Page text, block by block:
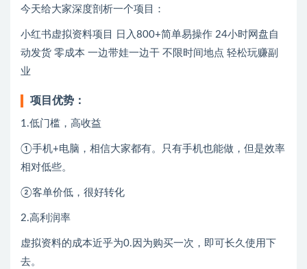
今天给大家深度剖析一个项目：
小红书虚拟资料项目 日入800+简单易操作 24小时网盘自
动发货 零成本 一边带娃一边干 不限时间地点 轻松玩赚副
业
项目优势：
1.低门槛，高收益
①手机+电脑，相信大家都有。只有手机也能做，但是效率
相对低些。
②客单价低，很好转化
2.高利润率
虚拟资料的成本近乎为0.因为购买一次，即可长久使用下
去。